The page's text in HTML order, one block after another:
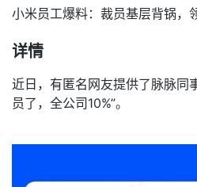
小米员工爆料：裁员基层背锅，
详情
近日，有匿名网友提供了脉脉同
员了，全公司10%”。